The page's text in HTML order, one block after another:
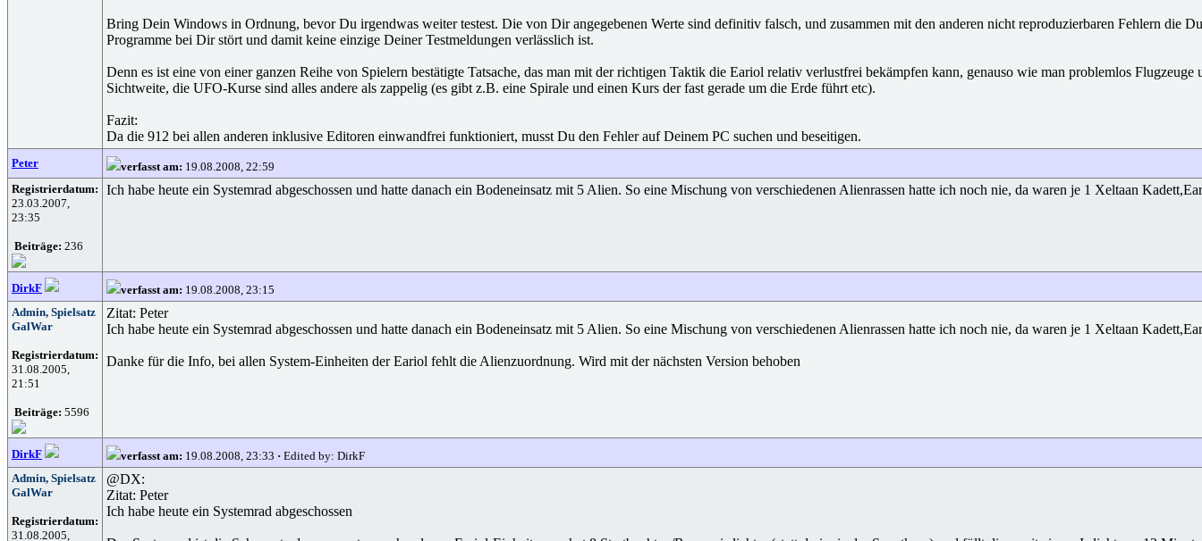
Bring Dein Windows in Ordnung, bevor Du irgendwas weiter testest. Die von Dir angegebenen Werte sind definitiv falsch, und zusammen mit den anderen nicht reproduzierbaren Fehlern die
Programme bei Dir stört und damit keine einzige Deiner Testmeldungen verlässlich ist.
Denn es ist eine von einer ganzen Reihe von Spielern bestätigte Tatsache, das man mit der richtigen Taktik die Eariol relativ verlustfrei bekämpfen kann, genauso wie man problemlos
Sichtweite, die UFO-Kurse sind alles andere als zappelig (es gibt z.B. eine Spirale und einen Kurs der fast gerade um die Erde führt etc).
Fazit:
Da die 912 bei allen anderen inklusive Editoren einwandfrei funktioniert, musst Du den Fehler auf Deinem PC suchen und beseitigen.
Peter verfasst am: 19.08.2008, 22:59
Registrierdatum:
23.03.2007,
23:35
Beiträge: 236
Ich habe heute ein Systemrad abgeschossen und hatte danach ein Bodeneinsatz mit 5 Alien. So eine Mischung von verschiedenen Alienrassen hatte ich noch nie, da waren je 1 Xeltaan
DirkF verfasst am: 19.08.2008, 23:15
Admin, Spielsatz
GalWar
Registrierdatum:
31.08.2005,
21:51
Beiträge: 5596
Zitat: Peter
Ich habe heute ein Systemrad abgeschossen und hatte danach ein Bodeneinsatz mit 5 Alien. So eine Mischung von verschiedenen Alienrassen hatte ich noch nie, da waren je 1 Xeltaan
Danke für die Info, bei allen System-Einheiten der Eariol fehlt die Alienzuordnung. Wird mit der nächsten Version behoben
DirkF verfasst am: 19.08.2008, 23:33 · Edited by: DirkF
Admin, Spielsatz
GalWar
Registrierdatum:
31.08.2005,
@DX:
Zitat: Peter
Ich habe heute ein Systemrad abgeschossen